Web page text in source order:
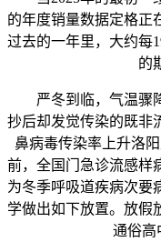
的年度销量数据定格正
过去的一年里，大约每
的
严冬到临，气温骤降
抄后却发觉传染的既非
鼻病毒传染率上升洛
前，全国门急诊流感样
为冬季呼吸道疾病次要
学做出如下放置。放假
通俗高